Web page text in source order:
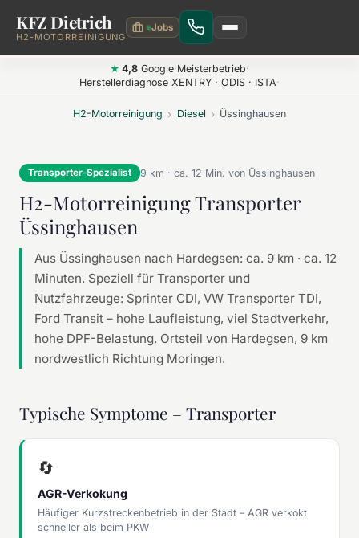
Zum Hauptinhalt springen
KFZ Dietrich
H2-MOTORREINIGUNG
★ 4,8Google·Meisterbetrieb·
Herstellerdiagnose XENTRY · ODIS · ISTA·
H2-Motorreinigung › Diesel › Üssinghausen
Transporter-Spezialist 9 km · ca. 12 Min. von Üssinghausen
H2-Motorreinigung Transporter
Üssinghausen
Aus Üssinghausen nach Hardegsen: ca. 9 km · ca. 12
Minuten. Speziell für Transporter und
Nutzfahrzeuge: Sprinter CDI, VW Transporter TDI,
Ford Transit – hohe Laufleistung, viel Stadtverkehr,
hohe DPF-Belastung. Ortsteil von Hardegsen, 9 km
nordwestlich Richtung Moringen.
Typische Symptome – Transporter
🔄
AGR-Verkokung
Häufiger Kurzstreckenbetrieb in der Stadt – AGR verkokt
schneller als beim PKW